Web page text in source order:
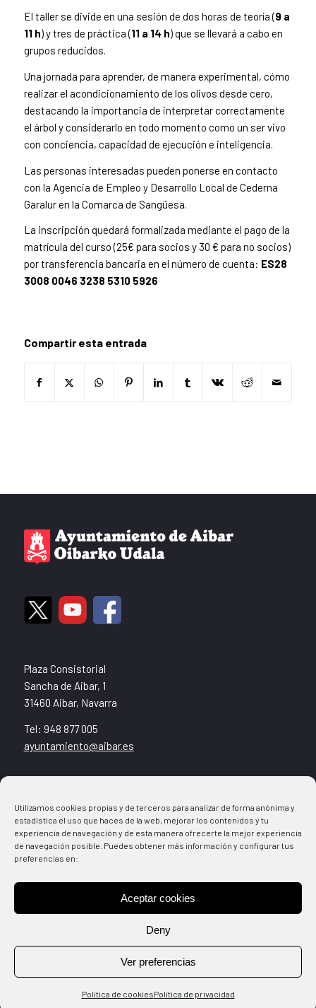
Utilizamos cookies propias y de terceros para analizar de forma anónima y
estadística el uso que haces de la web, mejorar los contenidos y tu
experiencia de navegación y de esta manera ofrecerte la mejor experiencia
de navegación posible. Puedes obtener más información y configurar tus
preferencias en:
Aceptar cookies
Deny
Ver preferencias
Política de cookiesPolítica de privacidad
El taller se divide en una sesión de dos horas de teoría (9 a
11 h) y tres de práctica (11 a 14 h) que se llevará a cabo en
grupos reducidos.
Una jornada para aprender, de manera experimental, cómo
realizar el acondicionamiento de los olivos desde cero,
destacando la importancia de interpretar correctamente
el árbol y considerarlo en todo momento como un ser vivo
con conciencia, capacidad de ejecución e inteligencia.
Las personas interesadas pueden ponerse en contacto
con la Agencia de Empleo y Desarrollo Local de Cederna
Garalur en la Comarca de Sangüesa.
La inscripción quedará formalizada mediante el pago de la
matrícula del curso (25€ para socios y 30 € para no socios)
por transferencia bancaria en el número de cuenta: ES28
3008 0046 3238 5310 5926
Compartir esta entrada
Plaza Consistorial
Sancha de Aibar, 1
31460 Aibar, Navarra
Tel: 948 877 005
ayuntamiento@aibar.es
Agenda
Ventanilla Municipal
Direcciones
Cultura+Deporte
Aviso legal
Política de Privacidad